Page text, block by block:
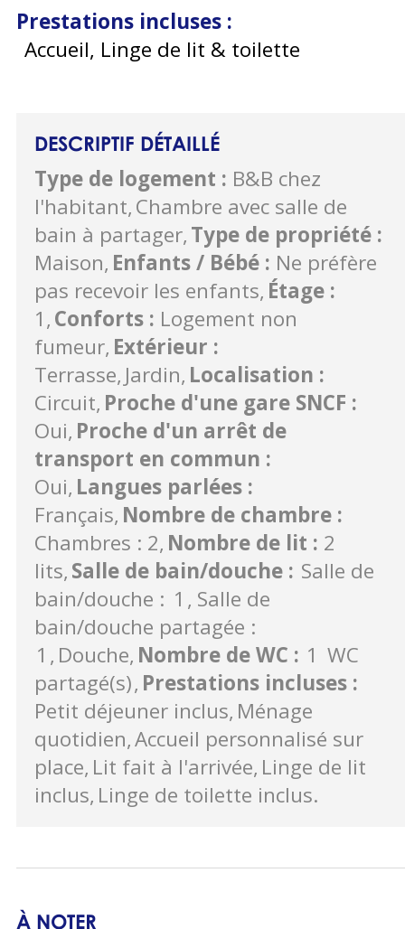
Prestations incluses :
Accueil, Linge de lit & toilette
DESCRIPTIF DÉTAILLÉ
Type de logement : B&B chez
l'habitant Chambre avec salle de
bain à partager Type de propriété :
Maison Enfants / Bébé : Ne préfère
pas recevoir les enfants Étage :
1 Conforts : Logement non
fumeur Extérieur :
Terrasse Jardin Localisation :
Circuit Proche d'une gare SNCF :
Oui Proche d'un arrêt de
transport en commun :
Oui Langues parlées :
Français Nombre de chambre :
Chambres : 2 Nombre de lit : 2
lits Salle de bain/douche : Salle de
bain/douche : 1
Salle de
bain/douche partagée :
1 Douche Nombre de WC : 1 WC
partagé(s) Prestations incluses :
Petit déjeuner inclus Ménage
quotidien Accueil personnalisé sur
place Lit fait à l'arrivée Linge de lit
inclus Linge de toilette inclus
À NOTER